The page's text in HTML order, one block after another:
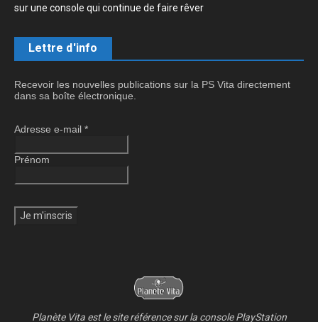
sur une console qui continue de faire rêver
Lettre d'info
Recevoir les nouvelles publications sur la PS Vita directement
dans sa boîte électronique.
Adresse e-mail *
Prénom
Planète Vita est le site référence sur la console PlayStation